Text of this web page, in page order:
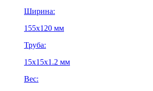
Ширина:
155х120 мм
Труба:
15х15х1.2 мм
Вес: